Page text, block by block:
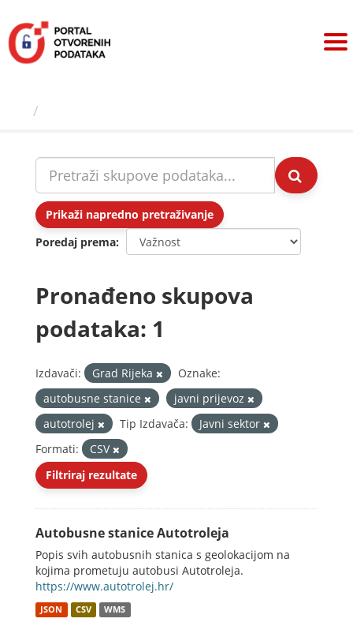
sadržaj
Prikaži napredno pretraživanje
Poredaj prema
Pronađeno skupova
podataka: 1
Izdavači: Grad Rijeka
Oznake:
autobusne stanice
javni prijevoz
autotrolej
Tip Izdavača:
Javni sektor
Formati:
CSV
Filtriraj rezultate
Autobusne stanice Autotroleja
Popis svih autobusnih stanica s geolokacijom na
kojima prometuju autobusi Autotroleja.
https://www.autotrolej.hr/
JSON CSV WMS